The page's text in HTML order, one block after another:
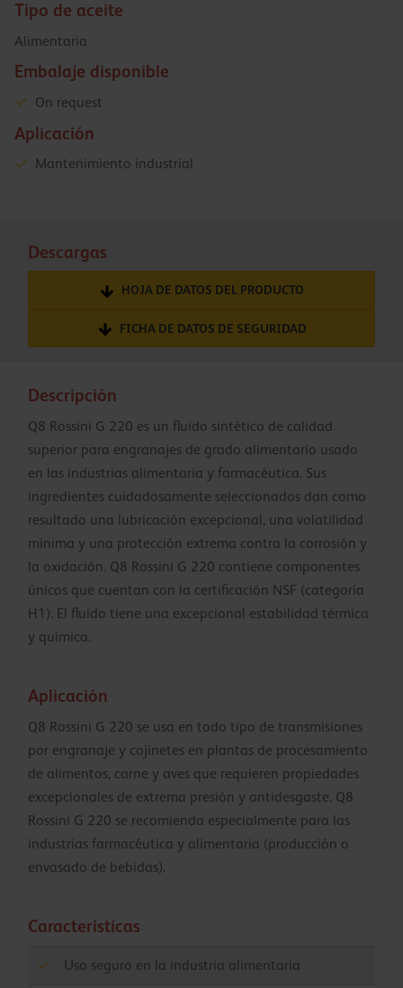
Tipo de aceite
Alimentaria
Embalaje disponible
On request
Aplicación
Mantenimiento industrial
Descargas
HOJA DE DATOS DEL PRODUCTO
FICHA DE DATOS DE SEGURIDAD
Descripción
Q8 Rossini G 220 es un fluido sintético de calidad
superior para engranajes de grado alimentario usado
en las industrias alimentaria y farmacéutica. Sus
ingredientes cuidadosamente seleccionados dan como
resultado una lubricación excepcional, una volatilidad
mínima y una protección extrema contra la corrosión y
la oxidación. Q8 Rossini G 220 contiene componentes
únicos que cuentan con la certificación NSF (categoría
H1). El fluido tiene una excepcional estabilidad térmica
y química.
Aplicación
Q8 Rossini G 220 se usa en todo tipo de transmisiones
por engranaje y cojinetes en plantas de procesamiento
de alimentos, carne y aves que requieren propiedades
excepcionales de extrema presión y antidesgaste. Q8
Rossini G 220 se recomienda especialmente para las
industrias farmacéutica y alimentaria (producción o
envasado de bebidas).
Caracteristicas
Uso seguro en la industria alimentaria